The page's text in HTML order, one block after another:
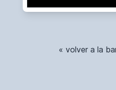
« volver a la